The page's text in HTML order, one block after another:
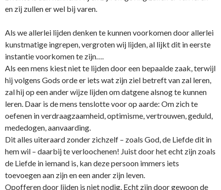
en zij zullen er wel bij varen.
Als we allerlei lijden denken te kunnen voorkomen door allerlei
kunstmatige ingrepen, vergroten wij lijden, al lijkt dit in eerste
instantie voorkomen te zijn….
Als een mens kiest niet te lijden door een bepaalde zaak, terwijl
hij volgens Gods orde er iets wat zijn ziel betreft van zal leren,
zal hij op een ander wijze lijden om datgene alsnog te kunnen
leren. Daar is de mens tenslotte voor op aarde: Om zich te
oefenen in verdraagzaamheid, optimisme, vertrouwen, geduld,
mededogen, aanvaarding.
Dit alles uiteraard zonder zichzelf – zoals God, de Liefde dit in
hem wil – daarbij te verloochenen! Juist door het echt zijn zoals
de Liefde in iemand is, kan deze persoon immers iets
toevoegen aan zijn en een ander zijn leven.
Opofferen door lijden is niet nodig. Echt zijn door gewoon de